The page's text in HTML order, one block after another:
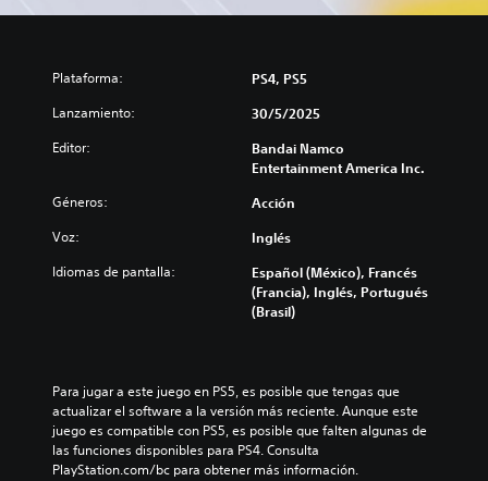
Plataforma: PS4, PS5
Lanzamiento: 30/5/2025
Editor:
Bandai Namco
Entertainment America Inc.
Géneros: Acción
Voz: Inglés
Idiomas de pantalla:
Español (México), Francés
(Francia), Inglés, Portugués
(Brasil)
Para jugar a este juego en PS5, es posible que tengas que
actualizar el software a la versión más reciente. Aunque este
juego es compatible con PS5, es posible que falten algunas de
las funciones disponibles para PS4. Consulta
PlayStation.com/bc para obtener más información.